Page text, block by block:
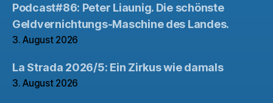
Podcast#86: Peter Liaunig. Die schönste
Geldvernichtungs-Maschine des Landes.
3. August 2026
La Strada 2026/5: Ein Zirkus wie damals
3. August 2026